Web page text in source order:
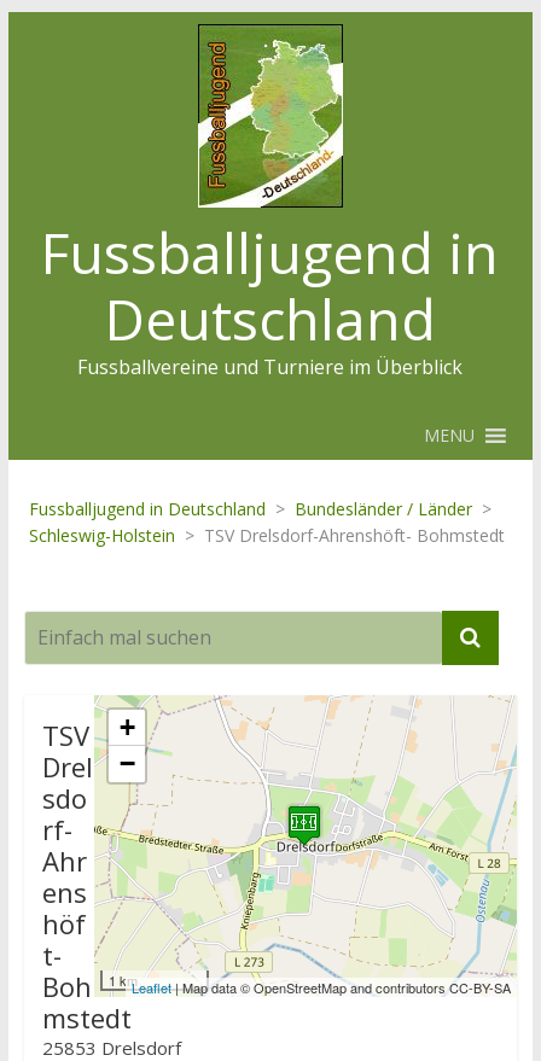
Fussballjugend in
Deutschland
Fussballvereine und Turniere im Überblick
MENU
Fussballjugend in Deutschland > Bundesländer / Länder >
Schleswig-Holstein > TSV Drelsdorf-Ahrenshöft- Bohmstedt
+
−
1 kmLeaflet| Map data © OpenStreetMap and contributors CC-BY-SA
TSV
Drel
sdo
rf-
Ahr
ens
höf
t-
Boh
mstedt
25853 Drelsdorf